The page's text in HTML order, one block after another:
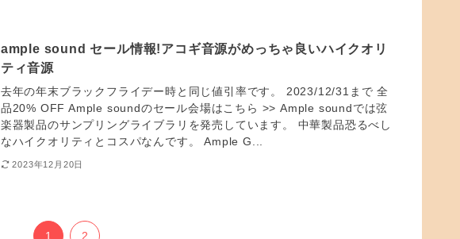
ample sound セール情報!アコギ音源がめっちゃ良いハイクオリ
ティ音源
去年の年末ブラックフライデー時と同じ値引率です。 2023/12/31まで 全
品20% OFF Ample soundのセール会場はこちら >> Ample soundでは弦
楽器製品のサンプリングライブラリを発売しています。 中華製品恐るべし
なハイクオリティとコスパなんです。 Ample G...
2023年12月20日
1 2